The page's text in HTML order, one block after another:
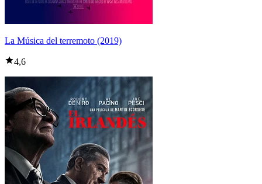
La Música del terremoto (2019)
4,6